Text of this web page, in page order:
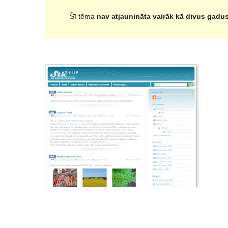
Šī tēma nav atjaunināta vairāk kā divus